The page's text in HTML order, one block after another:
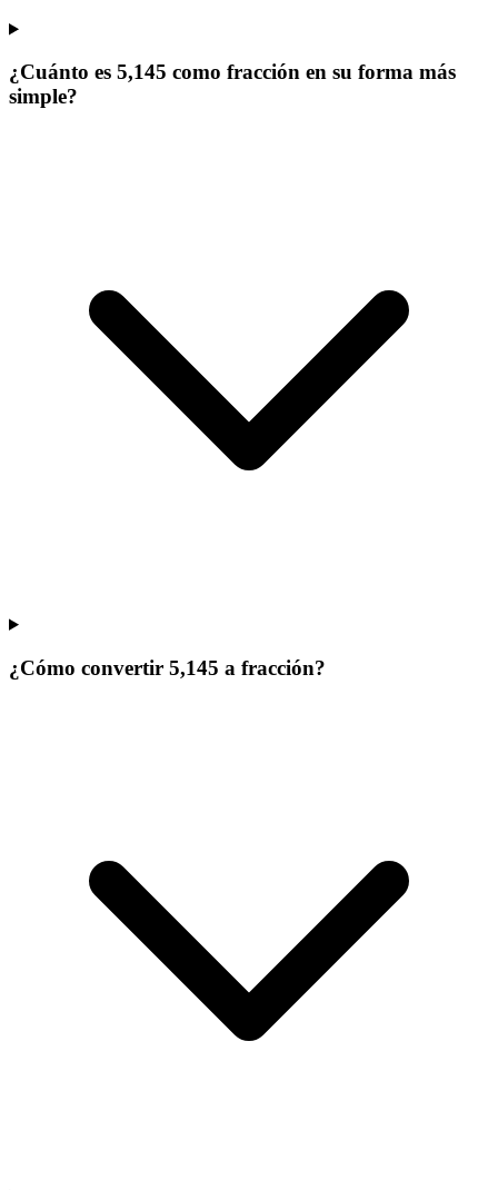
¿Cuánto es 5,145 como fracción en su forma más
simple?
¿Cómo convertir 5,145 a fracción?